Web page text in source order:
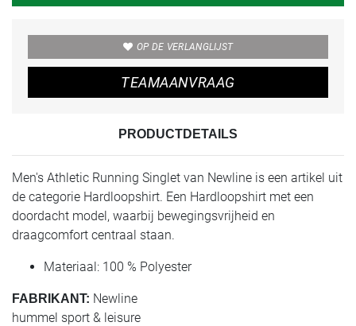
OP DE VERLANGLIJST
TEAMAANVRAAG
PRODUCTDETAILS
Men's Athletic Running Singlet van Newline is een artikel uit
de categorie Hardloopshirt. Een Hardloopshirt met een
doordacht model, waarbij bewegingsvrijheid en
draagcomfort centraal staan.
Materiaal: 100 % Polyester
FABRIKANT: Newline
hummel sport & leisure